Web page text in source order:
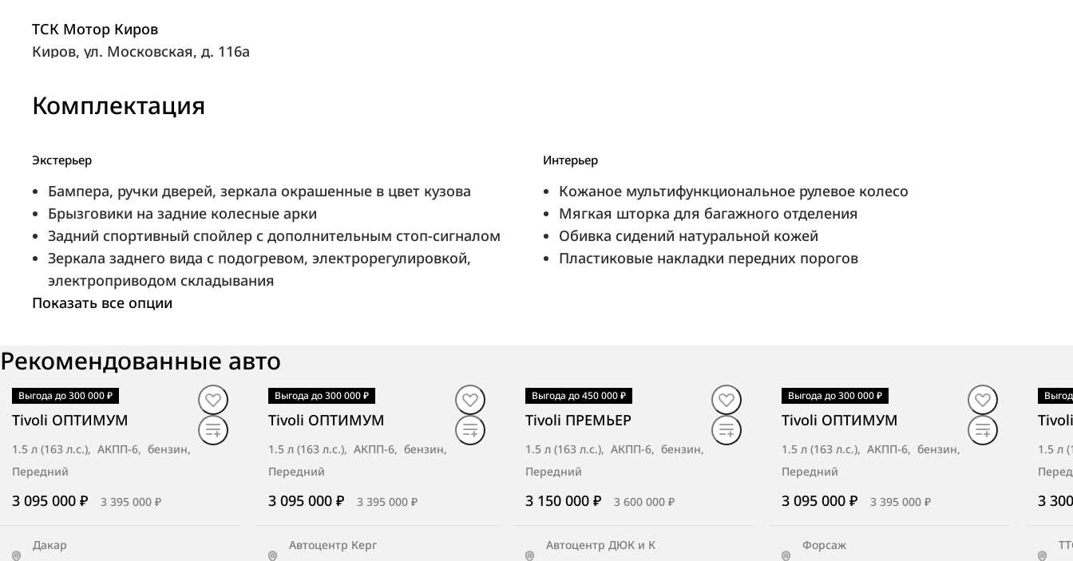
ТСК Мотор Киров
Киров, ул. Московская, д. 116а
Сургут, ш. Нефтеюганское, 18
МБ-Тамбов
Тамбов, ул. Бастионная, д. 1е
АвтоГЕРМЕС (ш. Энтузиастов)
Москва, ш. Энтузиастов, д. 59
Норд-Авто
Тверь, ш. Московское, 11
Комплектация
Экстерьер
Бампера, ручки дверей, зеркала окрашенные в цвет кузова
Брызговики на задние колесные арки
Задний спортивный спойлер с дополнительным стоп-сигналом
Зеркала заднего вида с подогревом, электрорегулировкой,
электроприводом складывания
Интерьер
Кожаное мультифункциональное рулевое колесо
Мягкая шторка для багажного отделения
Обивка сидений натуральной кожей
Пластиковые накладки передних порогов
Показать все опции
Рекомендованные авто
Выгода до 300 000 ₽
В наличии·авто
Tivoli ОПТИМУМ
1.5 л (163 л.с.), АКПП-6, бензин,
Передний
3 095 000 ₽ 3 395 000 ₽
Дакар
Выгода до 300 000 ₽
В наличии·авто
Tivoli ОПТИМУМ
1.5 л (163 л.с.), АКПП-6, бензин,
Передний
3 095 000 ₽ 3 395 000 ₽
Автоцентр Керг
Выгода до 450 000 ₽
В наличии·авто
Tivoli ПРЕМЬЕР
1.5 л (163 л.с.), АКПП-6, бензин,
Передний
3 150 000 ₽ 3 600 000 ₽
Автоцентр ДЮК и К
Выгода до 300 000 ₽
В наличии·авто
Tivoli ОПТИМУМ
1.5 л (163 л.с.), АКПП-6, бензин,
Передний
3 095 000 ₽ 3 395 000 ₽
Форсаж
В
1.5 л
3